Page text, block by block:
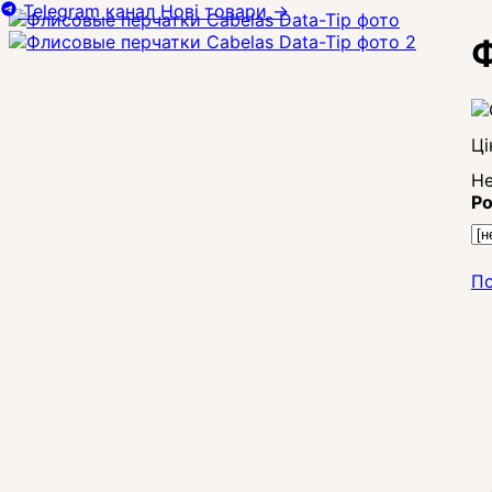
Telegram канал Нові товари→